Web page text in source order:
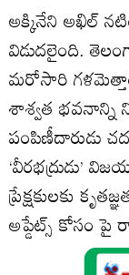
అక్కినేని అఖిల్
విడుదలైంది.
మరోసారి
శాశ్వత భవనాన్ని
పంపిణీదారుడు
‘వీరభద్రుడు’
ప్రేక్షకులకు
అప్డేట్స్ కోసం పై